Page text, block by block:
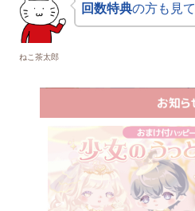
ねこ茶太郎
回数特典の方も見